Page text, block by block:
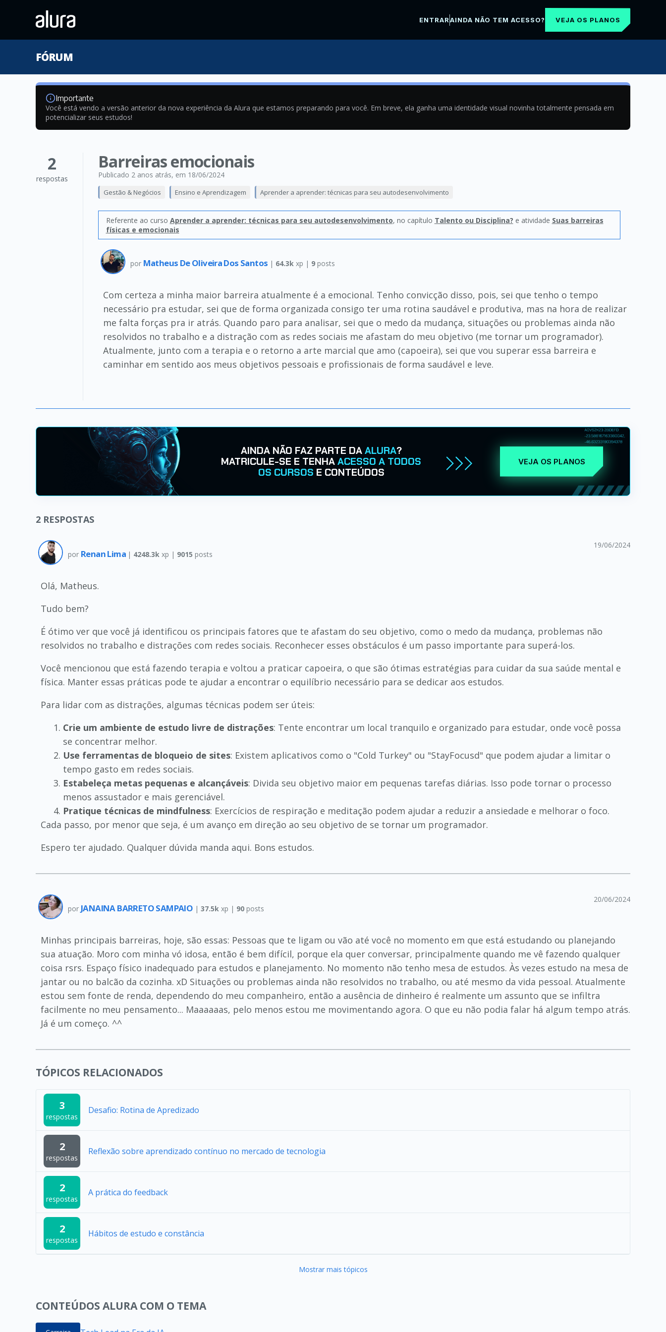
ENTRARAINDA NÃO TEM ACESSO? VEJA OS PLANOS
FÓRUM
Importante
Você está vendo a versão anterior da nova experiência da Alura que estamos preparando para você. Em breve, ela ganha uma identidade visual novinha totalmente pensada em
potencializar seus estudos!
2
respostas
Barreiras emocionais
Publicado 2 anos atrás, em 18/06/2024
Gestão & Negócios Ensino e Aprendizagem Aprender a aprender: técnicas para seu autodesenvolvimento
Referente ao curso Aprender a aprender: técnicas para seu autodesenvolvimento, no capítulo Talento ou Disciplina? e atividade Suas barreiras
físicas e emocionais
por Matheus De Oliveira Dos Santos | 64.3k xp | 9posts
Com certeza a minha maior barreira atualmente é a emocional. Tenho convicção disso, pois, sei que tenho o tempo
necessário pra estudar, sei que de forma organizada consigo ter uma rotina saudável e produtiva, mas na hora de realizar
me falta forças pra ir atrás. Quando paro para analisar, sei que o medo da mudança, situações ou problemas ainda não
resolvidos no trabalho e a distração com as redes sociais me afastam do meu objetivo (me tornar um programador).
Atualmente, junto com a terapia e o retorno a arte marcial que amo (capoeira), sei que vou superar essa barreira e
caminhar em sentido aos meus objetivos pessoais e profissionais de forma saudável e leve.
AINDA NÃO FAZ PARTE DAALURA?
MATRICULE-SE E TENHAACESSO A TODOS
OS CURSOS E CONTEÚDOS
VEJA OS PLANOS
2 RESPOSTAS
por Renan Lima | 4248.3k xp | 9015 posts
19/06/2024
Olá, Matheus.
Tudo bem?
É ótimo ver que você já identificou os principais fatores que te afastam do seu objetivo, como o medo da mudança, problemas não
resolvidos no trabalho e distrações com redes sociais. Reconhecer esses obstáculos é um passo importante para superá-los.
Você mencionou que está fazendo terapia e voltou a praticar capoeira, o que são ótimas estratégias para cuidar da sua saúde mental e
física. Manter essas práticas pode te ajudar a encontrar o equilíbrio necessário para se dedicar aos estudos.
Para lidar com as distrações, algumas técnicas podem ser úteis:
Crie um ambiente de estudo livre de distrações: Tente encontrar um local tranquilo e organizado para estudar, onde você possa
se concentrar melhor.
Use ferramentas de bloqueio de sites: Existem aplicativos como o "Cold Turkey" ou "StayFocusd" que podem ajudar a limitar o
tempo gasto em redes sociais.
Estabeleça metas pequenas e alcançáveis: Divida seu objetivo maior em pequenas tarefas diárias. Isso pode tornar o processo
menos assustador e mais gerenciável.
Pratique técnicas de mindfulness: Exercícios de respiração e meditação podem ajudar a reduzir a ansiedade e melhorar o foco.
Cada passo, por menor que seja, é um avanço em direção ao seu objetivo de se tornar um programador.
Espero ter ajudado. Qualquer dúvida manda aqui. Bons estudos.
por JANAINA BARRETO SAMPAIO | 37.5k xp | 90posts
20/06/2024
Minhas principais barreiras, hoje, são essas: Pessoas que te ligam ou vão até você no momento em que está estudando ou planejando
sua atuação. Moro com minha vó idosa, então é bem difícil, porque ela quer conversar, principalmente quando me vê fazendo qualquer
coisa rsrs. Espaço físico inadequado para estudos e planejamento. No momento não tenho mesa de estudos. Às vezes estudo na mesa de
jantar ou no balcão da cozinha. xD Situações ou problemas ainda não resolvidos no trabalho, ou até mesmo da vida pessoal. Atualmente
estou sem fonte de renda, dependendo do meu companheiro, então a ausência de dinheiro é realmente um assunto que se infiltra
facilmente no meu pensamento... Maaaaaas, pelo menos estou me movimentando agora. O que eu não podia falar há algum tempo atrás.
Já é um começo. ^^
TÓPICOS RELACIONADOS
3
respostas
Desafio: Rotina de Apredizado
2
respostas
Reflexão sobre aprendizado contínuo no mercado de tecnologia
2
respostas
A prática do feedback
2
respostas
Hábitos de estudo e constância
Mostrar mais tópicos
CONTEÚDOS ALURA COM O TEMA